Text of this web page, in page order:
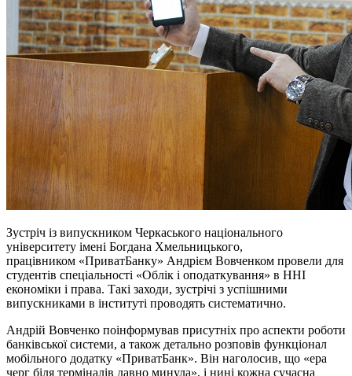
Зустріч із випускником Черкаського національного
університету імені Богдана Хмельницького,
працівником «ПриватБанку» Андрієм Вовченком провели для
студентів спеціальності «Облік і оподаткування» в ННІ
економіки і права. Такі заходи, зустрічі з успішними
випускниками в інституті проводять систематично.
Андрій Вовченко поінформував присутніх про аспекти роботи
банківської системи, а також детально розповів функціонал
мобільного додатку «ПриватБанк». Він наголосив, що «ера
черг біля терміналів давно минула», і нині кожна сучасна